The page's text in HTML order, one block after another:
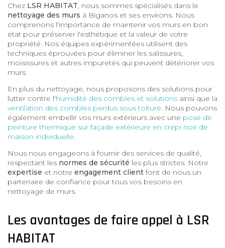
Chez LSR HABITAT, nous sommes spécialisés dans le
nettoyage des murs à Biganos et ses environs. Nous
comprenons l'importance de maintenir vos murs en bon
état pour préserver l'esthétique et la valeur de votre
propriété. Nos équipes expérimentées utilisent des
techniques éprouvées pour éliminer les salissures,
moisissures et autres impuretés qui peuvent détériorer vos
murs.
En plus du nettoyage, nous proposons des solutions pour
lutter contre l'humidité des combles et solutions ainsi que la
ventilation des combles perdus sous toiture. Nous pouvons
également embellir vos murs extérieurs avec une pose de
peinture thermique sur façade extérieure en crépi noir de
maison individuelle.
Nous nous engageons à fournir des services de qualité,
respectant les normes de sécurité les plus strictes. Notre
expertise et notre engagement client font de nous un
partenaire de confiance pour tous vos besoins en
nettoyage de murs.
Les avantages de faire appel à LSR
HABITAT